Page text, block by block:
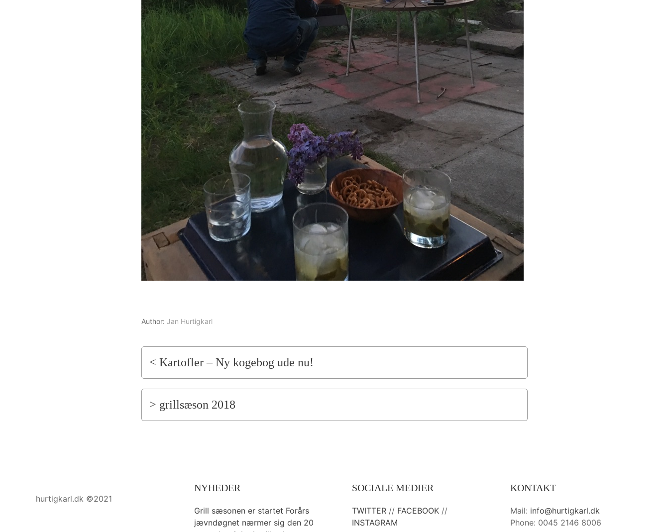
Author: Jan Hurtigkarl
< Kartofler – Ny kogebog ude nu!
> grillsæson 2018
hurtigkarl.dk ©2021
NYHEDER
Grill sæsonen er startet Forårs
jævndøgnet nærmer sig den 20
SOCIALE MEDIER
TWITTER // FACEBOOK //
INSTAGRAM
KONTAKT
Mail: info@hurtigkarl.dk
Phone: 0045 2146 8006